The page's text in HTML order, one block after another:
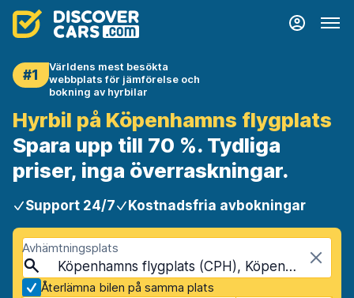
#1
Världens mest besökta
webbplats för jämförelse och
bokning av hyrbilar
Hyrbil på Köpenhamns flygplats
Spara upp till 70 %. Tydliga
priser, inga överraskningar.
Support 24/7 Kostnadsfria avbokningar
Avhämtningsplats
Köpenhamns flygplats (CPH), Köpenhamn, Danmark
Återlämna bilen på samma plats